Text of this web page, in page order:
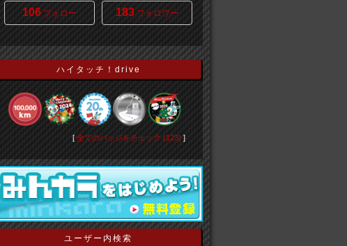
106 フォロー 183 フォロワー
ハイタッチ！drive
[ 全てのバッジをチェック (123) ]
ユーザー内検索